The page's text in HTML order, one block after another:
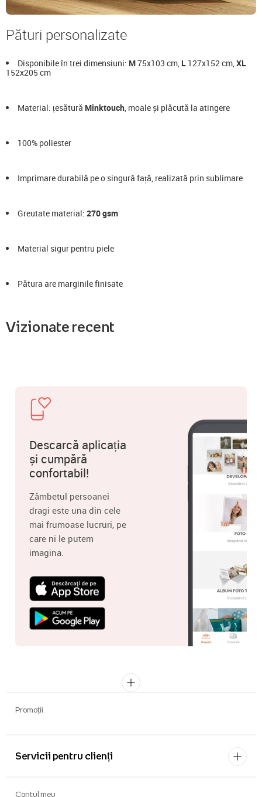
Pături personalizate
Disponibile în trei dimensiuni: M75x103 cm, L 127x152 cm,XL
152x205 cm
Material: țesătură Minktouch, moale și plăcută la atingere
100% poliester
Imprimare durabilă pe o singură față, realizată prin sublimare
Greutate material: 270 gsm
Material sigur pentru piele
Pătura are marginile finisate
Vizionate recent
Descarcă aplicația
și cumpără
confortabil!
Zâmbetul persoanei
dragi este una din cele
mai frumoase lucruri, pe
care ni le putem
imagina.
Promoții
Servicii pentru clienți
Contul meu